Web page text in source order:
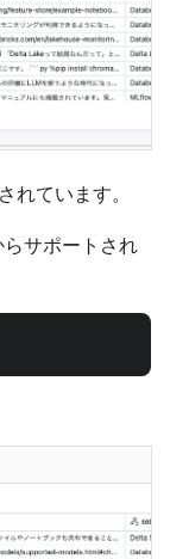
れています。
サポートされ